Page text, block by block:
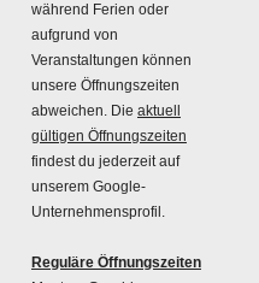
während Ferien oder
aufgrund von
Veranstaltungen können
unsere Öffnungszeiten
abweichen. Die aktuell
gültigen Öffnungszeiten
findest du jederzeit auf
unserem Google-
Unternehmensprofil.
Reguläre Öffnungszeiten